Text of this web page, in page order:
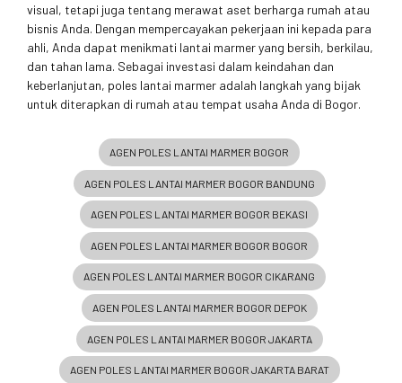
visual, tetapi juga tentang merawat aset berharga rumah atau
bisnis Anda. Dengan mempercayakan pekerjaan ini kepada para
ahli, Anda dapat menikmati lantai marmer yang bersih, berkilau,
dan tahan lama. Sebagai investasi dalam keindahan dan
keberlanjutan, poles lantai marmer adalah langkah yang bijak
untuk diterapkan di rumah atau tempat usaha Anda di Bogor.
AGEN POLES LANTAI MARMER BOGOR
AGEN POLES LANTAI MARMER BOGOR BANDUNG
AGEN POLES LANTAI MARMER BOGOR BEKASI
AGEN POLES LANTAI MARMER BOGOR BOGOR
AGEN POLES LANTAI MARMER BOGOR CIKARANG
AGEN POLES LANTAI MARMER BOGOR DEPOK
AGEN POLES LANTAI MARMER BOGOR JAKARTA
AGEN POLES LANTAI MARMER BOGOR JAKARTA BARAT